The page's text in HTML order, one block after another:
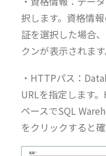
択します。資格情
証を選択した場合
クンが表示されます
・HTTPパス：
URLを指定します
ペースでSQL
をクリックすると確